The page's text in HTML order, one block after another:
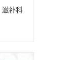
滋补科